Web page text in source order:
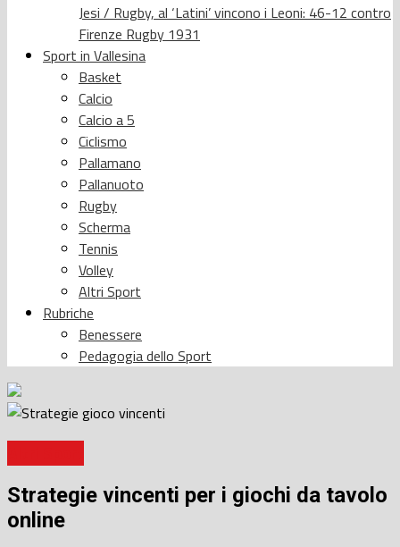
Jesi / Rugby, al ‘Latini’ vincono i Leoni: 46-12 contro
Firenze Rugby 1931
Sport in Vallesina
Basket
Calcio
Calcio a 5
Ciclismo
Pallamano
Pallanuoto
Rugby
Scherma
Tennis
Volley
Altri Sport
Rubriche
Benessere
Pedagogia dello Sport
Strategie vincenti per i giochi da tavolo
online